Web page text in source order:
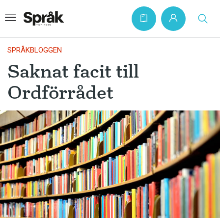
Hem
Artiklar
Krönikor
Språkfrågor
Skrivtips
Bokrecensioner
Kviss
Podden
SPRÅKBLOGGEN
Saknat facit till
Ordförrådet